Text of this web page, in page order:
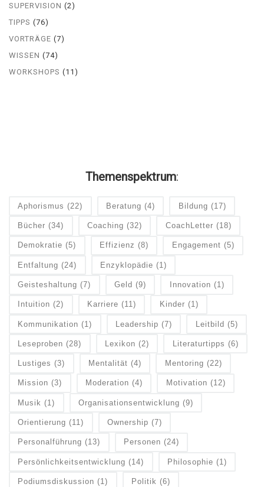
SUPERVISION (2)
TIPPS (76)
VORTRÄGE (7)
WISSEN (74)
WORKSHOPS (11)
Themenspektrum:
Aphorismus (22) Beratung (4) Bildung (17)
Bücher (34) Coaching (32) CoachLetter (18)
Demokratie (5) Effizienz (8) Engagement (5)
Entfaltung (24) Enzyklopädie (1)
Geisteshaltung (7) Geld (9) Innovation (1)
Intuition (2) Karriere (11) Kinder (1)
Kommunikation (1) Leadership (7) Leitbild (5)
Leseproben (28) Lexikon (2) Literaturtipps (6)
Lustiges (3) Mentalität (4) Mentoring (22)
Mission (3) Moderation (4) Motivation (12)
Musik (1) Organisationsentwicklung (9)
Orientierung (11) Ownership (7)
Personalführung (13) Personen (24)
Persönlichkeitsentwicklung (14) Philosophie (1)
Podiumsdiskussion (1) Politik (6)